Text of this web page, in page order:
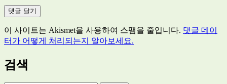
이 사이트는 Akismet을 사용하여 스팸을 줄입니다. 댓글 데이
터가 어떻게 처리되는지 알아보세요.
검색